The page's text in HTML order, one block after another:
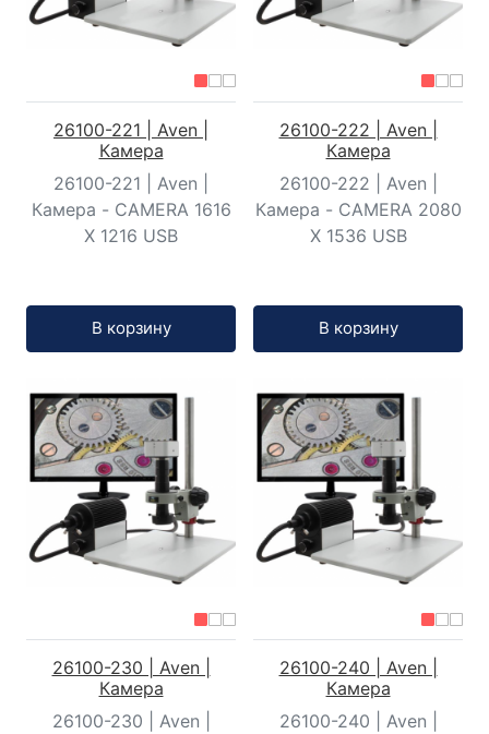
26100-221 | Aven |
Камера
26100-221 | Aven |
Камера - CAMERA 1616
X 1216 USB
В корзину
26100-222 | Aven |
Камера
26100-222 | Aven |
Камера - CAMERA 2080
X 1536 USB
В корзину
26100-230 | Aven |
Камера
26100-230 | Aven |
26100-240 | Aven |
Камера
26100-240 | Aven |